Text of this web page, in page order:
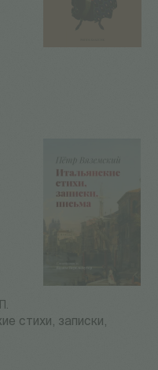
стихи, записки,